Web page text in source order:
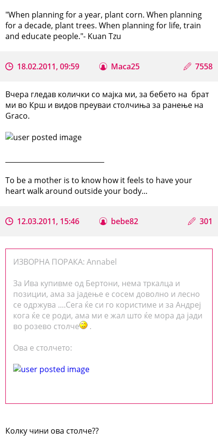
"When planning for a year, plant corn. When planning
for a decade, plant trees. When planning for life, train
and educate people."- Kuan Tzu
18.02.2011, 09:59 Maca25 7558
Вчера гледав колички со мајка ми, за бебето на брат
ми во Крш и видов преуваи столчиња за ранење на
Graco.
To be a mother is to know how it feels to have your
heart walk around outside your body...
12.03.2011, 15:46 bebe82 301
ИЗВОРНА ПОРАКА: Annabel
За Ива купивме од Бертони, нема тркалца и
позиции, ама за јадење е сосем доволно и лесно
се одржува ....Сега ќе си го користиме и за Андреј
кога ќе се роди, ама ми е жал што ќе мора да јади
во розево столче
.
Ова е столчето:
Колку чини ова столче??